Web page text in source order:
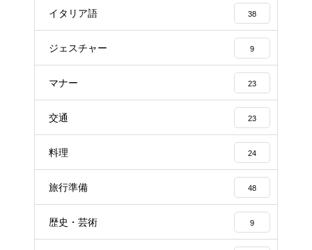
イタリア語 38
ジェスチャー 9
マナー 23
交通 23
料理 24
旅行準備 48
歴史・芸術 9